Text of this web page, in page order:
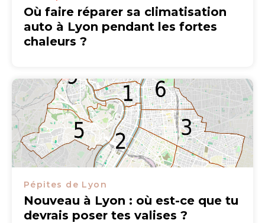
Où faire réparer sa climatisation
auto à Lyon pendant les fortes
chaleurs ?
Pépites de Lyon
Nouveau à Lyon : où est-ce que tu
devrais poser tes valises ?